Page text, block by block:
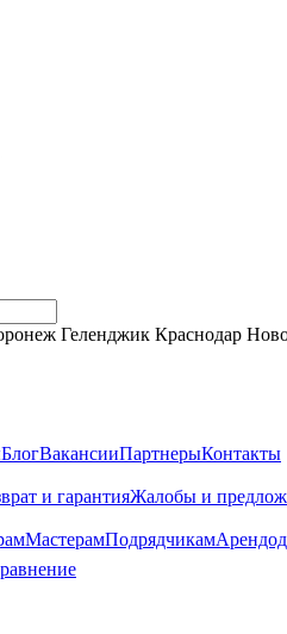
Геленджик Краснодар
БлогВакансииПартнерыКонтакты
и гарантияЖалобы и
МастерамПодрядчикам